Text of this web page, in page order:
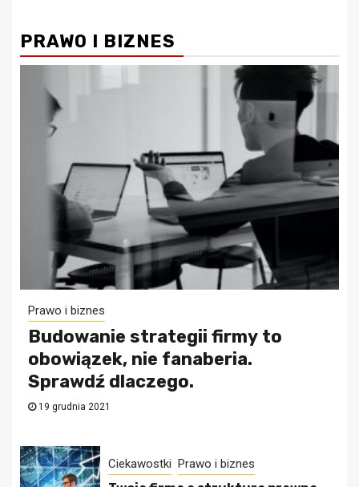
PRAWO I BIZNES
Prawo i biznes
Budowanie strategii firmy to
obowiązek, nie fanaberia.
Sprawdź dlaczego.
19 grudnia 2021
Ciekawostki Prawo i biznes